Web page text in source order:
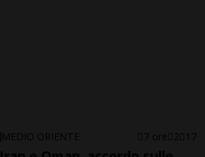
MEDIO ORIENTE 7 ore 2 17